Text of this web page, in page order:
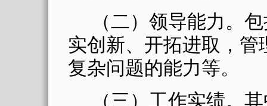
（二）领导能力。
实创新、开拓进取，
复杂问题的能力等。
（三）工作实绩。